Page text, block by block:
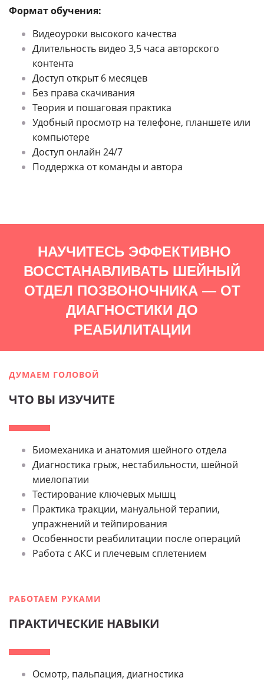
Формат обучения:
Видеоуроки высокого качества
Длительность видео 3,5 часа авторского
контента
Доступ открыт 6 месяцев
Без права скачивания
Теория и пошаговая практика
Удобный просмотр на телефоне, планшете или
компьютере
Доступ онлайн 24/7
Поддержка от команды и автора
НАУЧИТЕСЬ ЭФФЕКТИВНО
ВОССТАНАВЛИВАТЬ ШЕЙНЫЙ
ОТДЕЛ ПОЗВОНОЧНИКА — ОТ
ДИАГНОСТИКИ ДО
РЕАБИЛИТАЦИИ
ДУМАЕМ ГОЛОВОЙ
ЧТО ВЫ ИЗУЧИТЕ
Биомеханика и анатомия шейного отдела
Диагностика грыж, нестабильности, шейной
миелопатии
Тестирование ключевых мышц
Практика тракции, мануальной терапии,
упражнений и тейпирования
Особенности реабилитации после операций
Работа с АКС и плечевым сплетением
РАБОТАЕМ РУКАМИ
ПРАКТИЧЕСКИЕ НАВЫКИ
Осмотр, пальпация, диагностика